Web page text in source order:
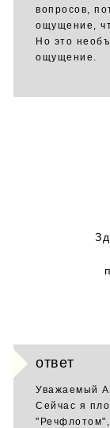
вопросов,
ощущение,
Но это
ощущение.
ответ
Уважаемый
Сейчас я